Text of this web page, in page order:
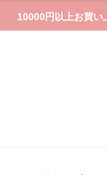
10000円以上お買い